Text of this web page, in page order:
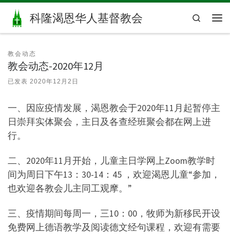
Skip to content
科隆渴恩华人基督教会
Search
教会动态
教会动态-2020年12月
已发表 2020年12月2日
一、因应疫情发展，渴恩教会于2020年11月起暂停主
日崇拜实体聚会，主日及各查经班聚会都在网上进
行。
二、2020年11月开始，儿童主日学网上Zoom教学时
间为周日下午13：30-14：45 ，欢迎渴恩儿童“参加，
也欢迎各教会儿主同工观摩。”
三、疫情期间每周一，三10：00，牧师为新移民开设
免费网上德语教学及阅读德文经句课程，欢迎有需要